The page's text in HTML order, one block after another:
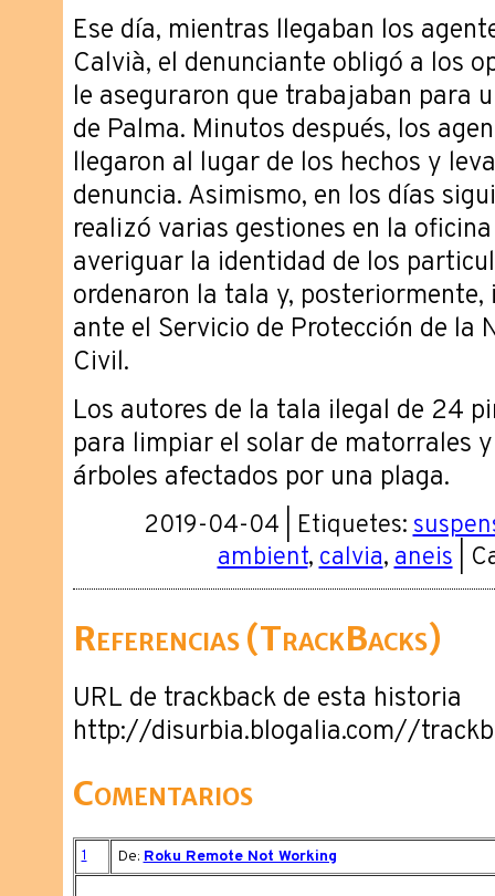
Ese día, mientras llegaban los
Calvià, el denunciante obligó a los
le aseguraron que trabajaban para
de Palma. Minutos después, los
llegaron al lugar de los hechos y
denuncia. Asimismo, en los días
realizó varias gestiones en la
averiguar la identidad de los
ordenaron la tala y,
ante el Servicio de Protección de la
Civil.
Los autores de la tala ilegal de 24
para limpiar el solar de matorrales
árboles afectados por una plaga.
2019-04-04 | Etiquetes:
ambient,calvia,aneis|
Referencias (TrackBacks)
URL de trackback de esta historia
http://disurbia.blogalia.com//
Comentarios
1 De: Roku Remote Not Working